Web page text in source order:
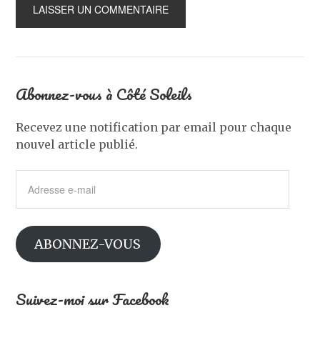
Abonnez-vous à Côté Soleils
Recevez une notification par email pour chaque
nouvel article publié.
mail
ABONNEZ-VOUS
Suivez-moi sur Facebook